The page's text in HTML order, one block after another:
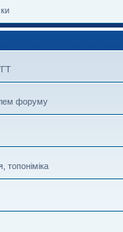
форуму
топоніміка